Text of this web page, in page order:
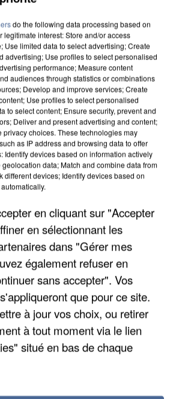
CANICULES, LES REFUGES
SONT...
do the following data processing based on
legitimate interest: Store and/or access
Use limited data to select advertising; Create
advertising; Use profiles to select personalised
performance; Measure content
audiences through statistics or combinations
Develop and improve services; Create
Use profiles to select personalised
to select content; Ensure security, prevent and
Deliver and present advertising and content;
privacy choices. These technologies may
as IP address and browsing data to offer
Identify devices based on information actively
data; Match and combine data from
different devices; Identify devices based on
en cliquant sur "Accepter
en sélectionnant les
dans "Gérer mes
également refuser en
sans accepter". Vos
que pour ce site.
à jour vos choix, ou retirer
à tout moment via le lien
situé en bas de chaque